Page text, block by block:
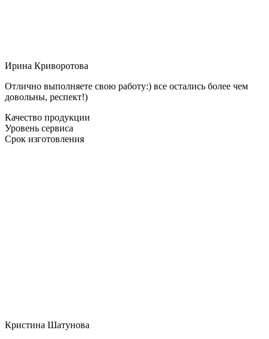
Ирина Криворотова
Отлично выполняете свою работу:) все остались более чем
довольны, респект!)
Качество продукции
Уровень сервиса
Срок изготовления
Кристина Шатунова